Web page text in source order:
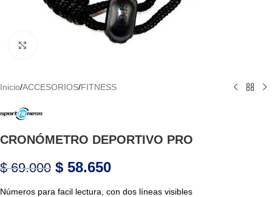
Haga Click para agrandar
Inicio/ACCESORIOS/FITNESS
CRONÓMETRO DEPORTIVO PRO
$69.000 $ 58.650
Números para facil lectura, con dos líneas visibles